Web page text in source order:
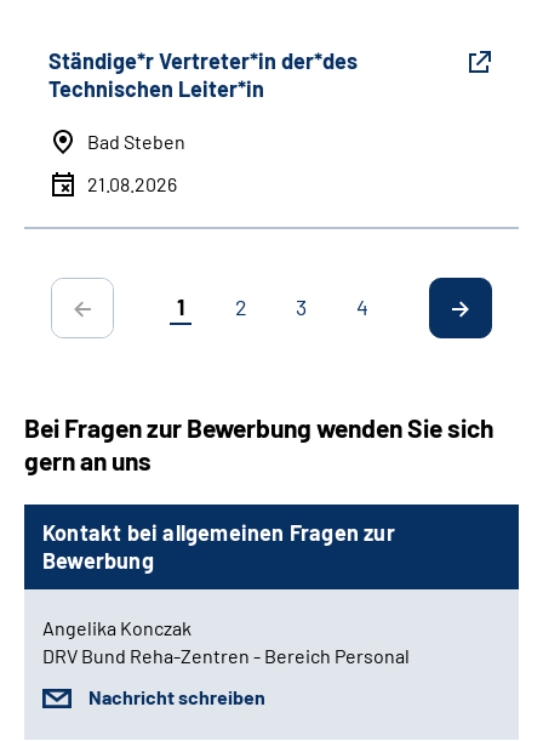
Ständige*r Vertreter*in der*des
Technischen Leiter*in
Bad Steben
21.08.2026
1 2 3 4
Bei Fragen zur Bewerbung wenden Sie sich
gern an uns
Kontakt bei allgemeinen Fragen zur
Bewerbung
Angelika Konczak
DRV Bund Reha-Zentren - Bereich Personal
Nachricht schreiben